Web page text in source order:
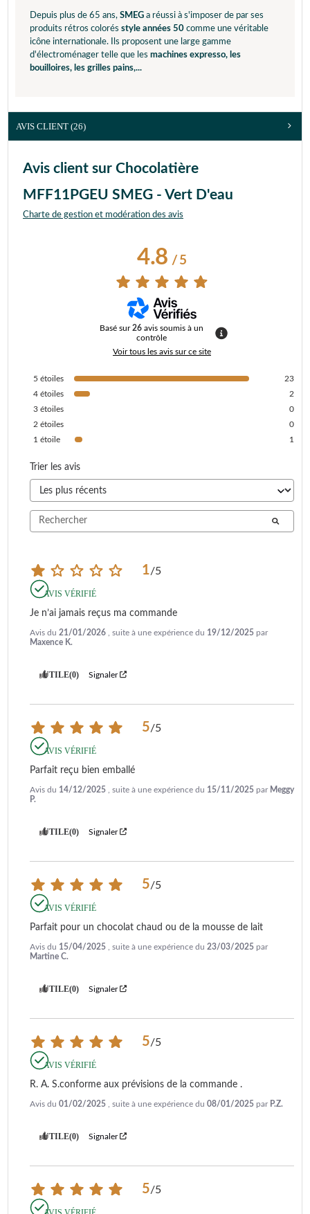
Depuis plus de 65 ans, SMEG a réussi à s'imposer de par ses
produits rétros colorés style années 50 comme une véritable
icône internationale. Ils proposent une large gamme
d'électroménager telle que les machines expresso, les
bouilloires, les grilles pains,...
AVIS CLIENT (26)
Avis client sur Chocolatière
MFF11PGEU SMEG - Vert D'eau
Charte de gestion et modération des avis
4.8/ 5
Basé sur26 avis soumis à un
contrôle
Voir tous les avis sur ce site
5 étoiles
23
4 étoiles
2
3 étoiles
0
2 étoiles
0
1 étoile 1
Trier les avis
1/5
AVIS VÉRIFIÉ
Je n’ai jamais reçus ma commande
Avis du 21/01/2026 , suite à une expérience du 19/12/2025 par
Maxence K.
UTILE(0) Signaler
5/5
AVIS VÉRIFIÉ
Parfait reçu bien emballé
Avis du 14/12/2025 , suite à une expérience du 15/11/2025 par Meggy
P.
UTILE(0) Signaler
5/5
AVIS VÉRIFIÉ
Parfait pour un chocolat chaud ou de la mousse de lait
Avis du 15/04/2025 , suite à une expérience du 23/03/2025 par
Martine C.
UTILE(0) Signaler
5/5
AVIS VÉRIFIÉ
R. A. S.conforme aux prévisions de la commande .
Avis du 01/02/2025 , suite à une expérience du 08/01/2025 par P.Z.
UTILE(0) Signaler
5/5